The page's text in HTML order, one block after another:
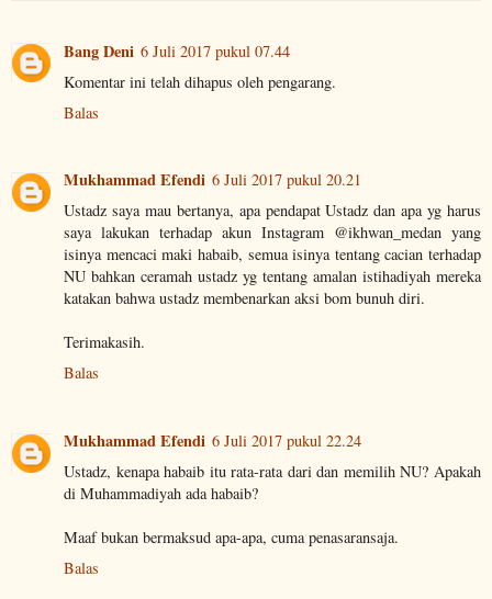
Bang Deni 6 Juli 2017 pukul 07.44
Komentar ini telah dihapus oleh pengarang.
Balas
Mukhammad Efendi 6 Juli 2017 pukul 20.21
Ustadz saya mau bertanya, apa pendapat Ustadz dan apa yg harus
saya lakukan terhadap akun Instagram @ikhwan_medan yang
isinya mencaci maki habaib, semua isinya tentang cacian terhadap
NU bahkan ceramah ustadz yg tentang amalan istihadiyah mereka
katakan bahwa ustadz membenarkan aksi bom bunuh diri.
Terimakasih.
Balas
Mukhammad Efendi 6 Juli 2017 pukul 22.24
Ustadz, kenapa habaib itu rata-rata dari dan memilih NU? Apakah
di Muhammadiyah ada habaib?
Maaf bukan bermaksud apa-apa, cuma penasaransaja.
Balas